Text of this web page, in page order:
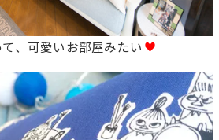
、可愛いお部屋みたい